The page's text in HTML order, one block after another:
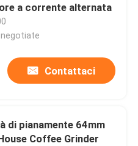
a corrente alternata
Contattaci
di pianamente 64mm
Coffee Grinder